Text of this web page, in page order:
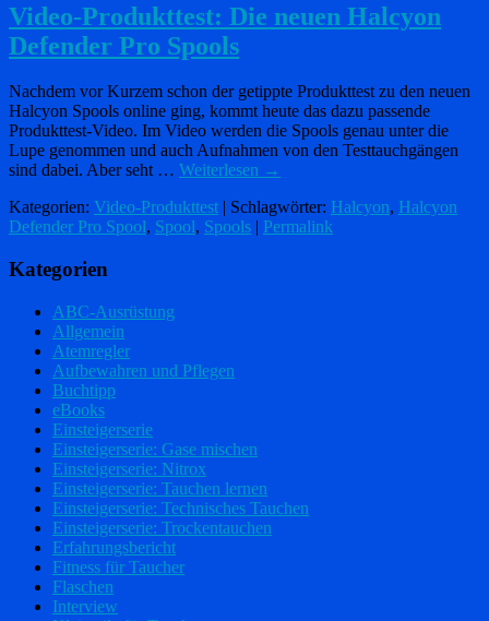
Video-Produkttest: Die neuen Halcyon
Defender Pro Spools
Nachdem vor Kurzem schon der getippte Produkttest zu den neuen
Halcyon Spools online ging, kommt heute das dazu passende
Produkttest-Video. Im Video werden die Spools genau unter die
Lupe genommen und auch Aufnahmen von den Testtauchgängen
sind dabei. Aber seht … Weiterlesen →
Kategorien: Video-Produkttest | Schlagwörter: Halcyon, Halcyon
Defender Pro Spool, Spool, Spools Permalink
Kategorien
ABC-Ausrüstung
Allgemein
Atemregler
Aufbewahren und Pflegen
Buchtipp
eBooks
Einsteigerserie
Einsteigerserie: Gase mischen
Einsteigerserie: Nitrox
Einsteigerserie: Tauchen lernen
Einsteigerserie: Technisches Tauchen
Einsteigerserie: Trockentauchen
Erfahrungsbericht
Fitness für Taucher
Flaschen
Interview